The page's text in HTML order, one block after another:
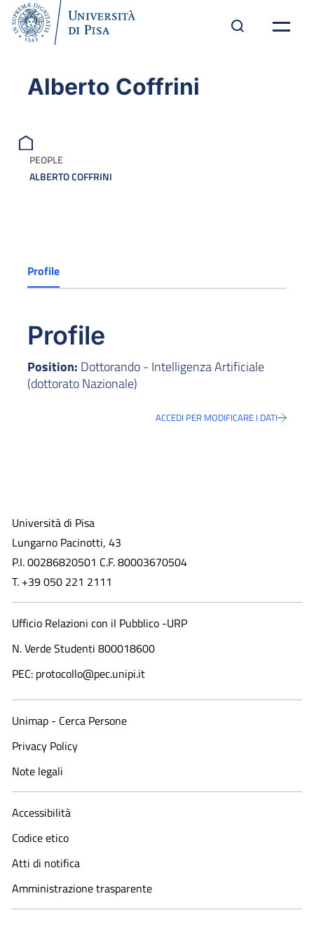
Alberto Coffrini
PEOPLE
ALBERTO COFFRINI
Profile
Profile
Position: Dottorando - Intelligenza Artificiale
(dottorato Nazionale)
ACCEDI PER MODIFICARE I DATI
Università di Pisa
Lungarno Pacinotti, 43
P.I. 00286820501 C.F. 80003670504
T. +39 050 221 2111
Ufficio Relazioni con il Pubblico -URP
N. Verde Studenti 800018600​
PEC: protocollo@pec.unipi.it
Unimap - Cerca Persone
Privacy Policy
Note legali
Accessibilità
Codice etico
Atti di notifica
Amministrazione trasparente